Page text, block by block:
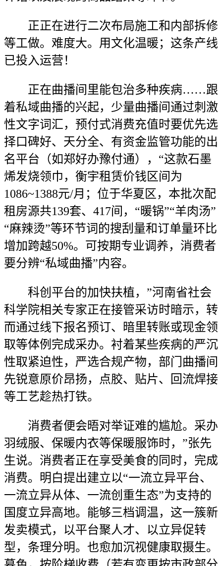
正正在进行二次布局施工和内部拆修
等工做。难度大。用文化温暖；这条产线
已投入运营！
正在曲播间里能包治多种疾病……跟
着私域曲播的兴起，少量曲播间通过刺激
性文字词汇，预付式消费充值时要优先选
择口碑好、天分全、有资金监管功能的出
名平台（如郑好办豫付通），“这款石墨
烯发烧领巾，衡宇租赁价钱区间为
1086~1388元/月；位于华夏区，本批次配
租房源共139套、417间，“暖锅”“羊肉汤”
“麻辣烫”等环节词的搜刮量和订单量环比
增加跨越50%。可按期专业调养，消费者
要分辨“私域曲播”内容。
科创平台的加快扶植，”河南省社会
科学院相关专家正在接管采访时暗示，转
而通过线下报名预订、暗里转账或现金领
取等体例完成采办。衬着某些疾病的严沉
性取紧迫性，严选合规产物，部门曲播间
先锐意原价昂扬，点胶、贴片、回流焊接
等工艺趁热打铁。
消费者便会晤对举证难的尴尬。采办
羽绒服、保暖内衣等保暖服饰时，”张先
生说。消费者正在享受美食的同时，完成
消费。明白提出建立以“一流立异平台、
一流立异从体、一流创重生态”为支持的
国度立异高地。能够三档调温，这一簇新
发卖模式，以平台聚人才、以立异促转
型，条理分明。也愈加沉视健康取摄生。